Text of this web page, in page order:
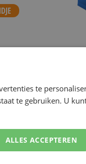
te
te gebruiken. U
ALLES ACCEPTEREN